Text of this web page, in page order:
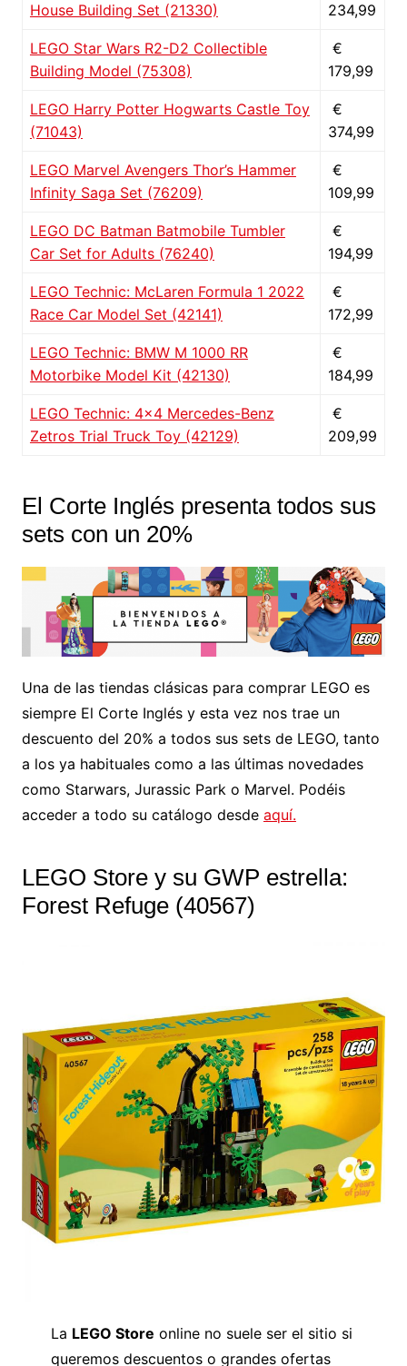
House Building Set (21330)
234,99
LEGO Star Wars R2-D2 Collectible
Building Model (75308)
€
179,99
LEGO Harry Potter Hogwarts Castle Toy
(71043)
€
374,99
LEGO Marvel Avengers Thor’s Hammer
Infinity Saga Set (76209)
€
109,99
LEGO DC Batman Batmobile Tumbler
Car Set for Adults (76240)
€
194,99
LEGO Technic: McLaren Formula 1 2022
Race Car Model Set (42141)
€
172,99
LEGO Technic: BMW M 1000 RR
Motorbike Model Kit (42130)
€
184,99
LEGO Technic: 4×4 Mercedes-Benz
Zetros Trial Truck Toy (42129)
€
209,99
El Corte Inglés presenta todos sus
sets con un 20%
Una de las tiendas clásicas para comprar LEGO es
siempre El Corte Inglés y esta vez nos trae un
descuento del 20% a todos sus sets de LEGO, tanto
a los ya habituales como a las últimas novedades
como Starwars, Jurassic Park o Marvel. Podéis
acceder a todo su catálogo desde aquí.
LEGO Store y su GWP estrella:
Forest Refuge (40567)
La LEGO Store online no suele ser el sitio si
queremos descuentos o grandes ofertas